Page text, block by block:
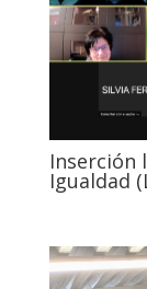
Inserción
Igualdad